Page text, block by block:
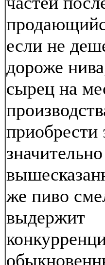
если не
дороже
сырец на
приобрести
же пиво
выдержит